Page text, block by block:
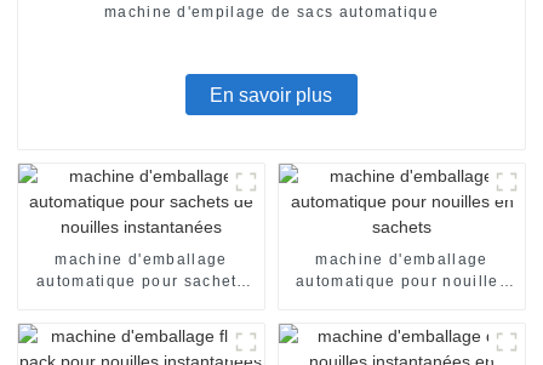
machine d'empilage de sacs automatique
En savoir plus
machine d'emballage
automatique pour sachets
machine d'emballage
automatique pour nouilles